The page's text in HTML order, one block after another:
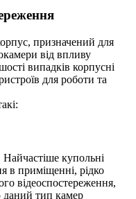
призначений для
від впливу
випадків корпусні
для роботи та
купольні
в приміщенні, рідко
відеоспостереження,
даний тип камер